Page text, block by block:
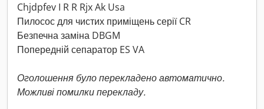
Chjdpfev I R R Rjx Ak Usa
Пилосос для чистих приміщень серії CR
Безпечна заміна DBGM
Попередній сепаратор ES VA
Оголошення було перекладено автоматично.
Можливі помилки перекладу.